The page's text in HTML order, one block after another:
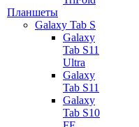
Планшеты
Galaxy Tab S
Galaxy
Tab S11
Ultra
Galaxy
Tab S11
Galaxy
Tab S10